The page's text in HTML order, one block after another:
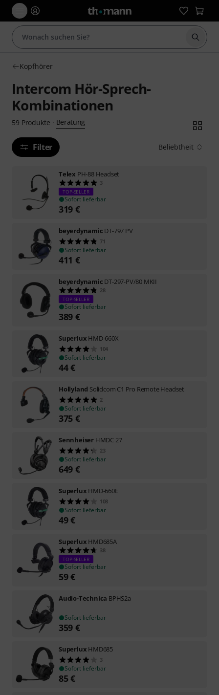
Suche
Kopfhörer
Intercom Hör-Sprech-
Kombinationen
59 Produkte · Beratung
Filter Beliebtheit
Telex PH-88 Headset
3
TOP-SELLER
Sofort lieferbar
319 €
beyerdynamic DT-797 PV
71
Sofort lieferbar
411 €
beyerdynamic DT-297-PV/80 MKII
28
TOP-SELLER
Sofort lieferbar
389 €
Superlux HMD-660X
104
Sofort lieferbar
44€
Hollyland Solidcom C1 Pro Remote Headset
2
Sofort lieferbar
375 €
Sennheiser HMDC 27
23
Sofort lieferbar
649 €
Superlux HMD-660E
108
Sofort lieferbar
49€
Superlux HMD685A
38
TOP-SELLER
Sofort lieferbar
59€
Audio-Technica BPHS2a
Sofort lieferbar
359 €
Superlux HMD685
3
Sofort lieferbar
85€